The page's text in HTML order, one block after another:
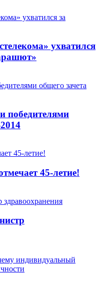
ухватился
победителями
45-летие!